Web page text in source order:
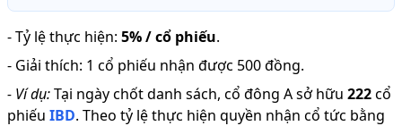
-Tỷ lệ thực hiện: 5% / cổ phiếu.
- Giải thích: 1 cổ phiếu nhận được 500 đồng.
- Ví dụ:Tại ngày chốt danh sách, cổ đông A sở hữu 222cổ
phiếu IBD. Theo tỷ lệ thực hiện quyền nhận cổ tức bằng